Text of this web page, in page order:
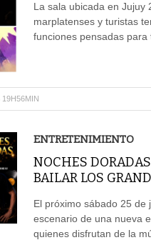
La sala ubicada en Jujuy
marplatenses y turistas
funciones pensadas
ENTRETENIMIENTO
NOCHES
BAILAR LOS
El próximo sábado 25 de
escenario de una nueva
quienes disfrutan de la